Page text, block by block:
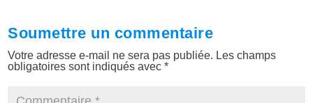
Soumettre un commentaire
Votre adresse e-mail ne sera pas publiée. Les champs
obligatoires sont indiqués avec*